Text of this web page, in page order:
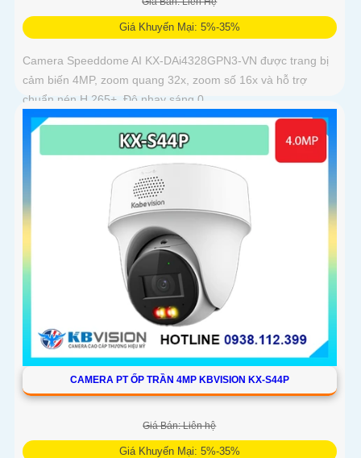
Giá Khuyến Mại: 5%-35%
Camera Speeddome AI KX-DAi4328GPN3-VN được trang bị
cảm biến 4MP, zoom quang 32x, zoom số 16x và hỗ trợ
chuẩn nén H.265+. Độ nhạy sáng 0
CAMERA PT ỐP TRẦN 4MP KBVISION KX-S44P
Giá Bán: Liên hệ
Giá Khuyến Mại: 5%-35%